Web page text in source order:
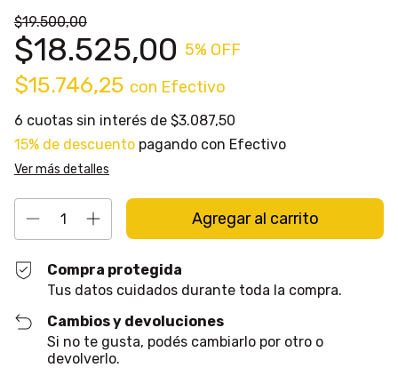
$19.500,00
$18.525,00 5% OFF
$15.746,25 con Efectivo
6 cuotas sin interés de $3.087,50
15% de descuento pagando con Efectivo
Ver más detalles
Compra protegida
Tus datos cuidados durante toda la compra.
Cambios y devoluciones
Si no te gusta, podés cambiarlo por otro o
devolverlo.